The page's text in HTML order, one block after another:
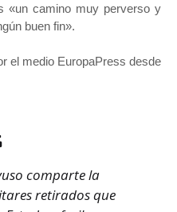
«un camino muy perverso y
buen fin».
el medio EuropaPress desde
comparte la
retirados que